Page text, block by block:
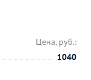
Цена, руб.:
1040